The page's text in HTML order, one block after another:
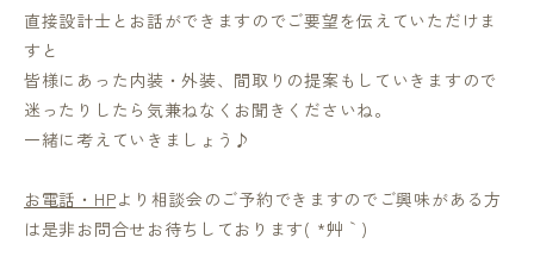
直接設計士とお話ができますのでご要望を伝えていただけま
すと
皆様にあった内装・外装、間取りの提案もしていきますので
迷ったりしたら気兼ねなくお聞きくださいね。
一緒に考えていきましょう♪
お電話・HPより相談会のご予約できますのでご興味がある方
は是非お問合せお待ちしております( *´艸｀)